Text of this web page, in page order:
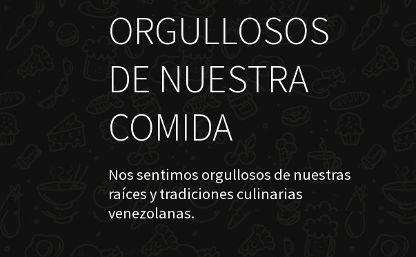
ORGULLOSOS
DE NUESTRA
COMIDA
Nos sentimos orgullosos de nuestras
raíces y tradiciones culinarias
venezolanas.